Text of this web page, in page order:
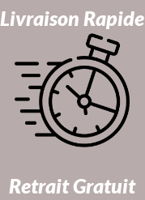
Livraison Rapide
Retrait Gratuit